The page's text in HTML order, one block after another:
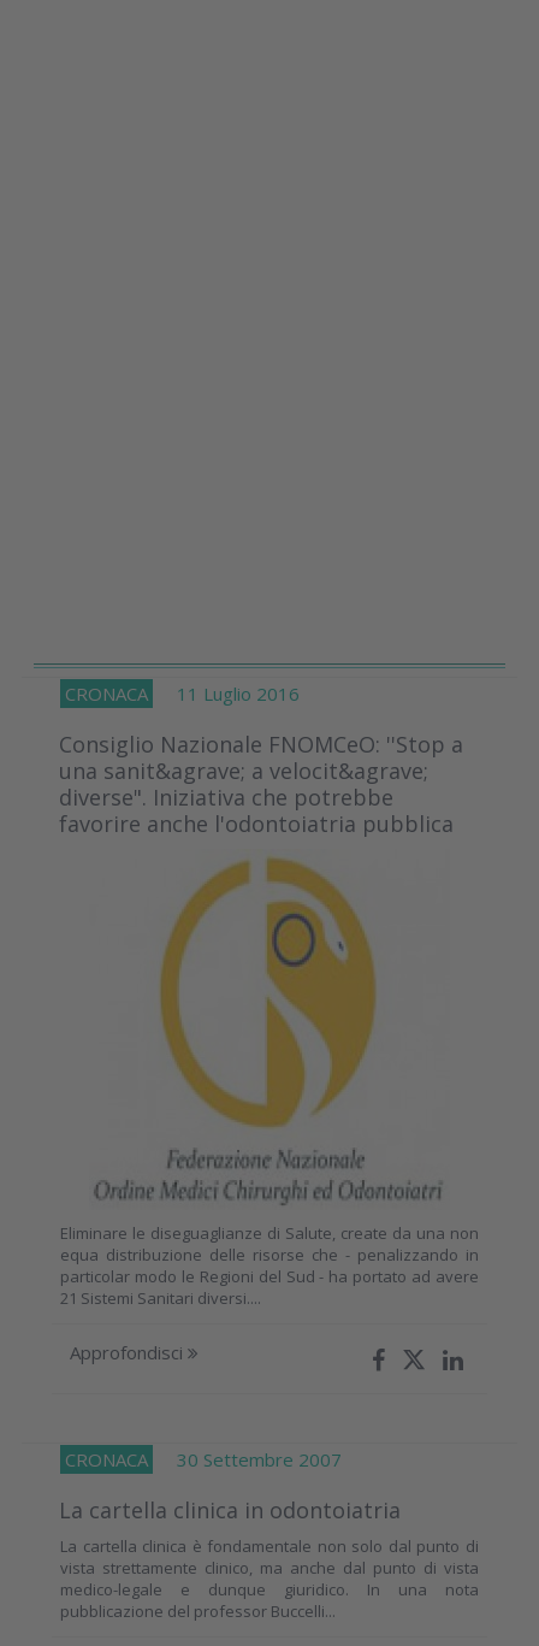
CRONACA 11 Luglio 2016
Consiglio Nazionale FNOMCeO: ''Stop a
una sanit&agrave; a velocit&agrave;
diverse". Iniziativa che potrebbe
favorire anche l'odontoiatria pubblica
Eliminare le diseguaglianze di Salute, create da una non
equa distribuzione delle risorse che - penalizzando in
particolar modo le Regioni del Sud - ha portato ad avere
21 Sistemi Sanitari diversi....
Approfondisci
CRONACA 30 Settembre 2007
La cartella clinica in odontoiatria
La cartella clinica è fondamentale non solo dal punto di
vista strettamente clinico, ma anche dal punto di vista
medico-legale e dunque giuridico. In una nota
pubblicazione del professor Buccelli...